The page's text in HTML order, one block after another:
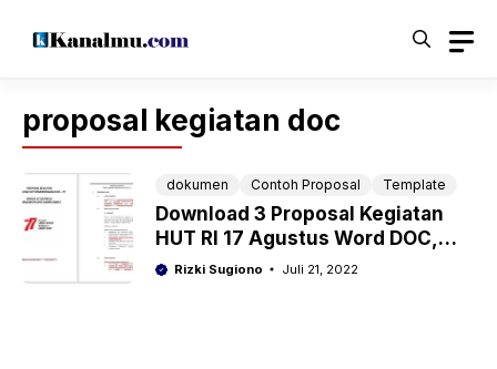
proposal kegiatan doc
dokumen Contoh Proposal Template
Download 3 Proposal Kegiatan
HUT RI 17 Agustus Word DOC,
PDF di Sekolah, Desa Lengkap
Rizki Sugiono Juli 21, 2022